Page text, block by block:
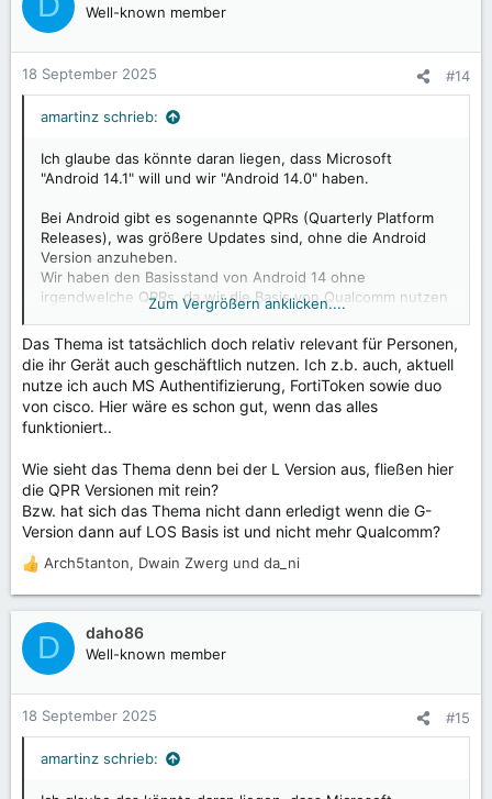
t
o
n
Well-known member
18 September 2025 #14
amartinz schrieb:
Ich glaube das könnte daran liegen, dass Microsoft
"Android 14.1" will und wir "Android 14.0" haben.
Bei Android gibt es sogenannte QPRs (Quarterly Platform
Releases), was größere Updates sind, ohne die Android
Version anzuheben.
Wir haben den Basisstand von Android 14 ohne
irgendwelche QPRs, da wir die Basis von Qualcomm nutzen
und diese keine QPRs integriert haben.
Ich könnte manuell schauen, wie viel mehr von den QPR
Änderungen integriert werden muss, damit der Microsoft
Authenticator zufrieden ist.
Zum Vergrößern anklicken....
Das Thema ist tatsächlich doch relativ relevant für Personen,
die ihr Gerät auch geschäftlich nutzen. Ich z.b. auch, aktuell
nutze ich auch MS Authentifizierung, FortiToken sowie duo
von cisco. Hier wäre es schon gut, wenn das alles
funktioniert..
Wie sieht das Thema denn bei der L Version aus, fließen hier
die QPR Versionen mit rein?
Bzw. hat sich das Thema nicht dann erledigt wenn die G-
Version dann auf LOS Basis ist und nicht mehr Qualcomm?
R
e
a
k
t
o
n
Arch5tanton, Dwain Zwerg und da_ni
D daho86
Well-known member
18 September 2025 #15
amartinz schrieb: